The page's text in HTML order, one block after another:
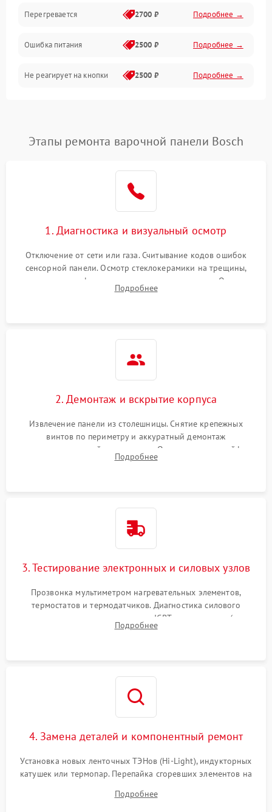
Перегревается 2700 ₽ Подробнее →
Ошибка питания 2500 ₽ Подробнее →
Не реагирует на кнопки 2500 ₽ Подробнее →
Этапы ремонта варочной панели Bosch
1. Диагностика и визуальный осмотр
Отключение от сети или газа. Считывание кодов ошибок
сенсорной панели. Осмотр стеклокерамики на трещины,
проверка конфорок на равномерность нагрева. Опрос
клиента о симптомах (не включается, не видит посуду,
Подробнее
2. Демонтаж и вскрытие корпуса
Извлечение панели из столешницы. Снятие крепежных
винтов по периметру и аккуратный демонтаж
стеклокерамической поверхности. Отсоединение шлейфов
сенсорного блока для доступа к силовым платам, катушкам
Подробнее
3. Тестирование электронных и силовых узлов
Прозвонка мультиметром нагревательных элементов,
термостатов и термодатчиков. Диагностика силового
модуля, реле, диодных мостов и IGBT-транзисторов (для
индукции). Проверка кранов и газ-контроля (для газовых
Подробнее
4. Замена деталей и компонентный ремонт
Установка новых ленточных ТЭНов (Hi-Light), индукторных
катушек или термопар. Перепайка сгоревших элементов на
дорожек. Очистка контактов и замена поврежденной
Подробнее